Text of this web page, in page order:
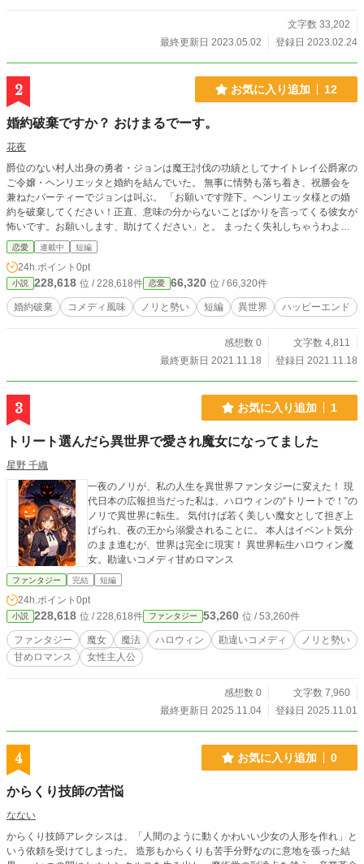
でー！」 そうして始まったエミリアの学園生活。入学後、すぐに彼女は気が
付いた。 「ここ、いけこれの世界じゃね？」 俺様王太子 アーサー 腹黒
眼鏡宰相の息子 ベイル ミステリアスな大神官の息子 レイル 女ったらし
の隣国王子 イクリス マッチョおっとり騎士団長の息子 ガイヤ どう考
えてもこの顔ぶれ、前世で彼女の姉がハマっていた乙女ゲーム『いけめんこれく
しょん』の世界だ。 だがどうやら少々ゲームとは違う様子……ヒロインであ
るアイリスの様子がおかしい。それに攻略キャラクター達も……。 「この！
親の七光りどもがぁぁぁ！」 今日も今日とてエミリアの怒号が学園に響
く。 エミリアは無事学園を卒業できるのか！？ いい縁談をゲットでき
るのか！？ それがだめならホワイト企業に就職したい！！！ そんなエ
ミリアのドタバタなお話。 ※ただノリと勢いの作品です。ご注意ください。
ノリと！勢いです！
文字数 33,202
最終更新日 2023.05.02
登録日 2023.02.24
2 お気に入り追加 12
婚約破棄ですか？ おけまるでーす。
花夜
爵位のない村人出身の勇者・ジョンは魔王討伐の功績としてナイトレイ公爵家の
ご令嬢・ヘンリエッタと婚約を結んでいた。 無事に情勢も落ち着き、祝勝会を
兼ねたパーティーでジョンは叫ぶ。 「お願いです陛下。ヘンリエッタ様との婚
約を破棄してください！正直、意味の分からないことばかりを言ってくる彼女が
怖いです。お願いします、助けてください」と。 まったく失礼しちゃうわよ
ね。 当のヘンリエッタは呑気にご馳走を頂いていた。 そこへ陛下が申し訳なさ
そうに問いかける。 「ヘンリエッタ嬢はどうしたい？その、婚約が破棄になっ
ても……」 個人的には無問題！まったくもって不都合はないし、むしろ大歓
迎。だから笑顔で答えるのだ。 「おけまるでーす」 勇者様はどうぞ、真実の愛
とやらを貫いてくださいませ。私も好きにさせて頂きますね！ ✸ ✹ ✺ ✻ ✼ ✽ ✾
✿ ❀ ❁ ✸ ✹ ✺ ✻ ✼ ✽ ✾ ✿ ❀ ❁ めちゃくちゃノリの軽い婚約破棄から始まる運
い短文小説ができあがりました。 少しでもお暇潰しになれば本望です。
恋愛 連載中 短編
24h.ポイント 0pt
小説 228,618 位 / 228,618件 恋愛 66,320 位 / 66,320件
婚約破棄 コメディ風味 ノリと勢い 短編 異世界 ハッピーエンド
感想数 0
文字数 4,811
最終更新日 2021.11.18
登録日 2021.11.18
3 お気に入り追加 1
トリート選んだら異世界で愛され魔女になってました
星野 千織
一夜のノリが、私の人生を異世界ファンタジーに変えた！ 現
代日本の広報担当だった私は、ハロウィンの“トリートで！”の
ノリで異世界に転生。 気付けば若く美しい魔女として担ぎ上
げられ、夜の王から溺愛されることに。 本人はイベント気分
のまま進むが、世界は完全に現実！ 異世界転生ハロウィン魔
女。勘違いコメディ甘めロマンス
ファンタジー 完結 短編
24h.ポイント 0pt
小説 228,618 位 / 228,618件 ファンタジー 53,260 位 / 53,260件
ファンタジー 魔女 魔法 ハロウィン 勘違いコメディ
ノリと勢い
甘めロマンス
女性主人公
感想数 0
文字数 7,960
最終更新日 2025.11.04
登録日 2025.11.01
4 お気に入り追加 0
からくり技師の苦悩
なない
からくり技師アレクシスは、「人間のように動くかわいい少女の人形を作れ」と
いう依頼を受けてしまった。 造形もからくりも苦手分野なのに意地を張った結